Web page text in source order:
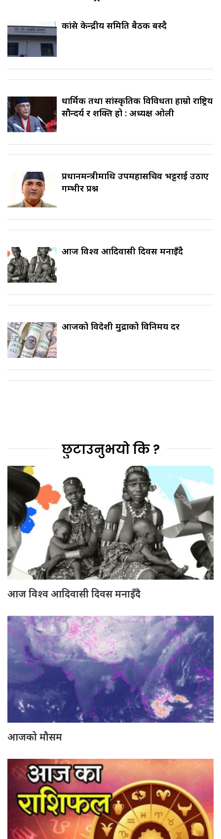
कांग्रेस केन्द्रीय समिति बैठक बस्दै
धार्मिक तथा सांस्कृतिक विविधता हाम्रो राष्ट्रिय
सौन्दर्य र शक्ति हो : अध्यक्ष ओली
प्रधानमन्त्रीमाथि उपमहासचिव भट्टराई उठाए
गम्भीर प्रश्न
आज विश्व आदिवासी दिवस मनाइँदै
आजको विदेशी मुद्राको विनिमय दर
छुटाउनुभयो कि ?
आज विश्व आदिवासी दिवस मनाइँदै
आजको मौसम